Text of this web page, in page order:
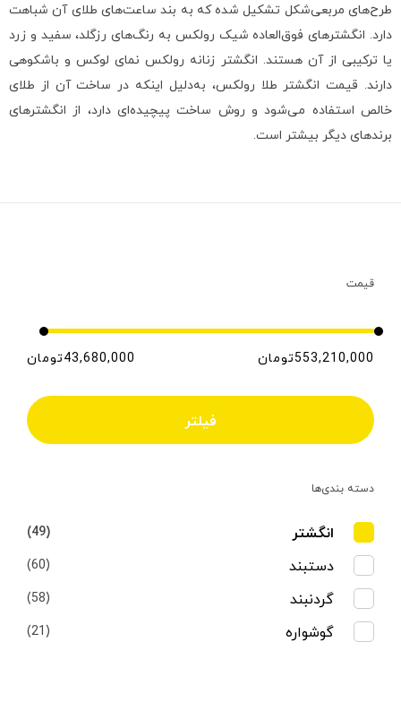
طرح‌های مربعی‌شکل تشکیل شده که به بند ساعت‌های طلای آن شباهت
دارد. انگشترهای فوق‌العاده شیک رولکس به رنگ‌های رزگلد، سفید و زرد
یا ترکیبی از آن هستند. انگشتر زنانه رولکس نمای لوکس و باشکوهی
دارند. قیمت انگشتر طلا رولکس، به‌دلیل اینکه در ساخت آن از طلای
خالص استفاده می‌شود و روش ساخت پیچیده‌ای دارد، از انگشترهای
برندهای دیگر بیشتر است.
قیمت
43,680,000تومان 553,210,000تومان
فیلتر
دسته بندی‌ها
انگشتر (49)
دستبند (60)
گردنبند (58)
گوشواره (21)